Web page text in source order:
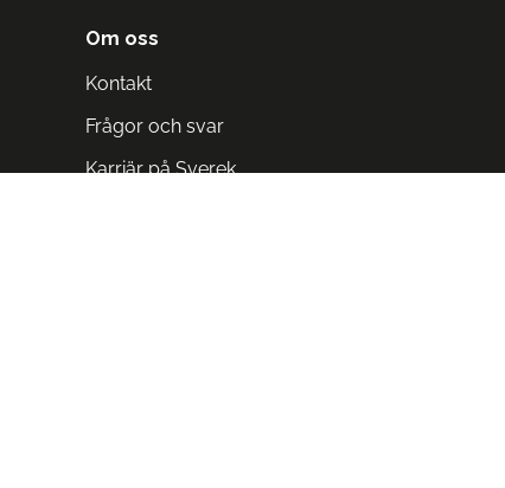
Om oss
Kontakt
Frågor och svar
Karriär på Sverek